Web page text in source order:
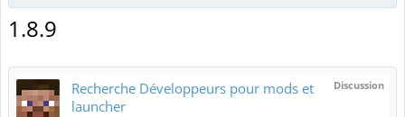
1.8.9
Discussion
Recherche Développeurs pour mods et
launcher